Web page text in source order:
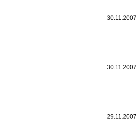
30.11.2007
30.11.2007
29.11.2007